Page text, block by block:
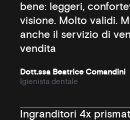
bene: leggeri,
visione. Molto validi.
anche il servizio di
vendita
Dott.ssa Beatrice Comandini
Igienista dentale
Ingranditori 4x